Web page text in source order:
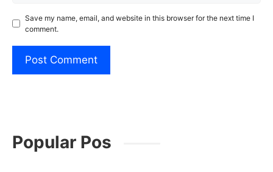
Save my name, email, and website in this browser for the next time I
comment.
Popular Pos